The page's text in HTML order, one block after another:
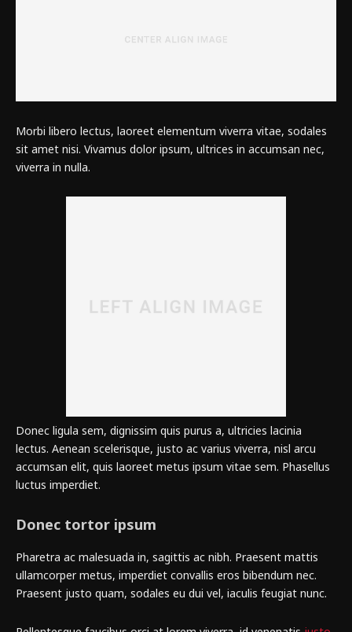
Morbi libero lectus, laoreet elementum viverra vitae, sodales
sit amet nisi. Vivamus dolor ipsum, ultrices in accumsan nec,
viverra in nulla.
Donec ligula sem, dignissim quis purus a, ultricies lacinia
lectus. Aenean scelerisque, justo ac varius viverra, nisl arcu
accumsan elit, quis laoreet metus ipsum vitae sem. Phasellus
luctus imperdiet.
Donec tortor ipsum
Pharetra ac malesuada in, sagittis ac nibh. Praesent mattis
ullamcorper metus, imperdiet convallis eros bibendum nec.
Praesent justo quam, sodales eu dui vel, iaculis feugiat nunc.